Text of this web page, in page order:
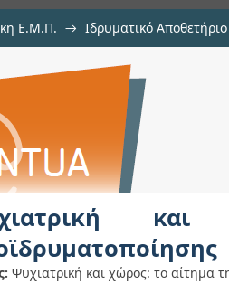
Ε.Μ.Π. → Ιδρυματικό Αποθετήριο
το αίτημα της
Ψυχιατρική και χώρος: το αίτημα